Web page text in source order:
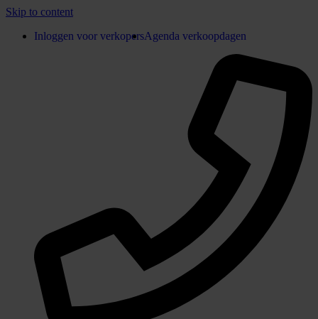
Skip to content
Inloggen voor verkopersAgenda verkoopdagen